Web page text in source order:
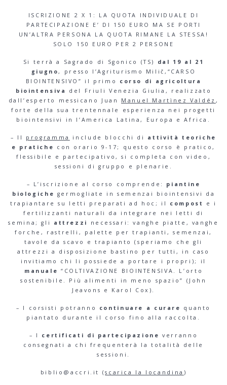
ISCRIZIONE 2 X 1: LA QUOTA INDIVIDUALE DI
PARTECIPAZIONE E’ DI 150 EURO MA SE PORTI
UN’ALTRA PERSONA LA QUOTA RIMANE LA STESSA!
SOLO 150 EURO PER 2 PERSONE
Si terrà a Sagrado di Sgonico (TS) dal 19 al 21
giugno, presso l’Agriturismo Milič,“CARSO
BIOINTENSIVO” il primo corso di agricoltura
biointensiva
del Friuli Venezia Giulia, realizzato
dall’esperto messicano Juan Manuel Martìnez Valdéz ,
forte della sua trentennale esperienza nei progetti
biointensivi in l’America Latina, Europa e Africa.
– Il programma include blocchi di attività teoriche
e pratiche
con orario 9-17; questo corso è pratico,
flessibile e partecipativo, si completa con video,
sessioni di gruppo e plenarie.
– L’iscrizione al corso comprende: piantine
biologiche germogliate in semenzai biointensivi da
trapiantare su letti preparati ad hoc; il compost
e i
fertilizzanti naturali da integrare nei letti di
semina; gli attrezzi
necessari: vanghe piatte, vanghe
forche, rastrelli, palette per trapianti, semenzai,
tavole da scavo e trapianto (speriamo che gli
attrezzi a disposizione bastino per tutti, in caso
invitiamo chi li possiede a portare i propri); il
manuale “COLTIVAZIONE BIOINTENSIVA. L’orto
sostenibile. Più alimenti in meno spazio” (John
Jeavons e Karol Cox).
– I corsisti potranno continuare a curare
quanto
piantato durante il corso fino alla raccolta.
– I certificati di partecipazione verranno
consegnati a chi frequenterà la totalità delle
sessioni.
biblio@accri.it (scarica la locandina )